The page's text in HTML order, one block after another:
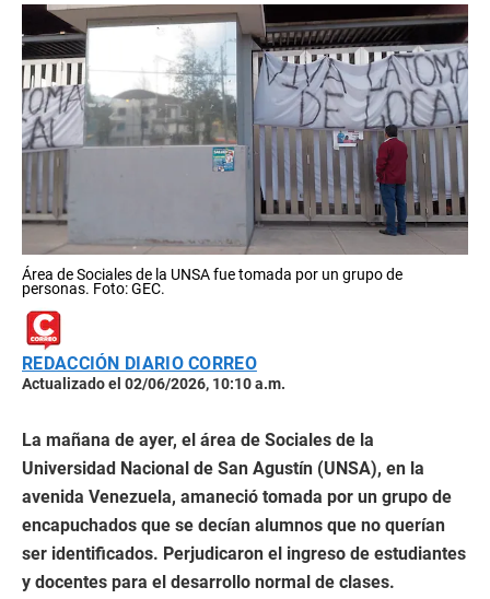
Área de Sociales de la UNSA fue tomada por un grupo de
personas. Foto: GEC.
REDACCIÓN DIARIO CORREO
Actualizado el 02/06/2026, 10:10 a.m.
La mañana de ayer, el área de Sociales de la
Universidad Nacional de San Agustín (UNSA), en la
avenida Venezuela, amaneció tomada por un grupo de
encapuchados que se decían alumnos que no querían
ser identificados. Perjudicaron el ingreso de estudiantes
y docentes para el desarrollo normal de clases.